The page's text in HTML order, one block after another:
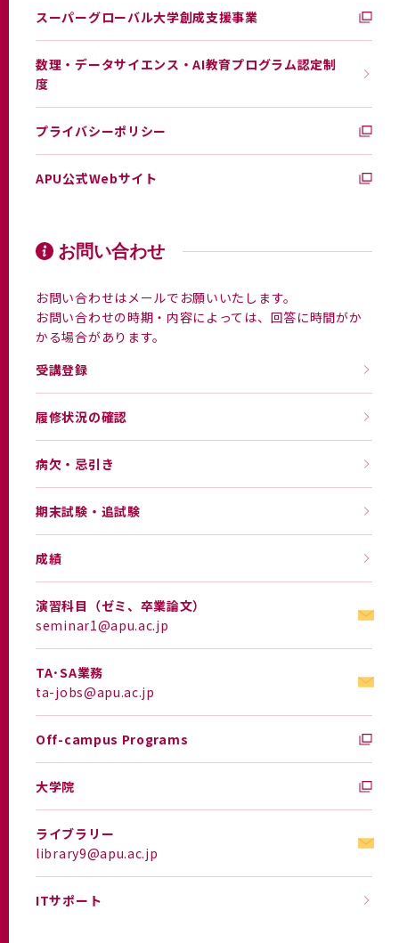
スーパーグローバル大学創成支援事業
数理・データサイエンス・AI教育プログラム認定制
度
プライバシーポリシー
APU公式Webサイト
お問い合わせ
お問い合わせはメールでお願いいたします。
お問い合わせの時期・内容によっては、回答に時間がか
かる場合があります。
受講登録
履修状況の確認
病欠・忌引き
期末試験・追試験
成績
演習科目（ゼミ、卒業論文）
seminar1@apu.ac.jp
TA･SA業務
ta-jobs@apu.ac.jp
Off-campus Programs
大学院
ライブラリー
library9@apu.ac.jp
ITサポート